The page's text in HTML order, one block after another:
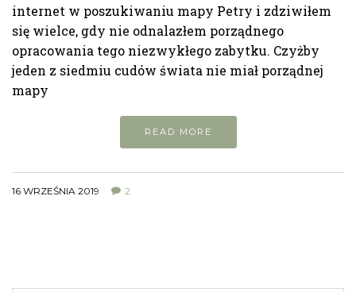
internet w poszukiwaniu mapy Petry i zdziwiłem
się wielce, gdy nie odnalazłem porządnego
opracowania tego niezwykłego zabytku. Czyżby
jeden z siedmiu cudów świata nie miał porządnej
mapy
READ MORE
16 WRZEŚNIA 2019 2